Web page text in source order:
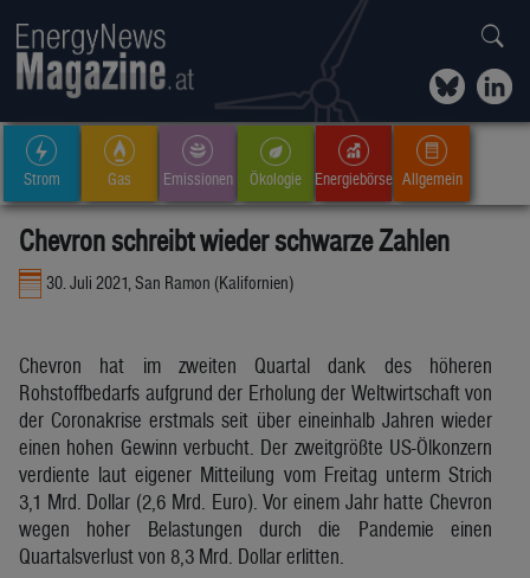
Strom Gas Emissionen Ökologie Energiebörse Allgemein
Chevron schreibt wieder schwarze Zahlen
30. Juli 2021, San Ramon (Kalifornien)
Chevron hat im zweiten Quartal dank des höheren
Rohstoffbedarfs aufgrund der Erholung der Weltwirtschaft von
der Coronakrise erstmals seit über eineinhalb Jahren wieder
einen hohen Gewinn verbucht. Der zweitgrößte US-Ölkonzern
verdiente laut eigener Mitteilung vom Freitag unterm Strich
3,1 Mrd. Dollar (2,6 Mrd. Euro). Vor einem Jahr hatte Chevron
wegen hoher Belastungen durch die Pandemie einen
Quartalsverlust von 8,3 Mrd. Dollar erlitten.